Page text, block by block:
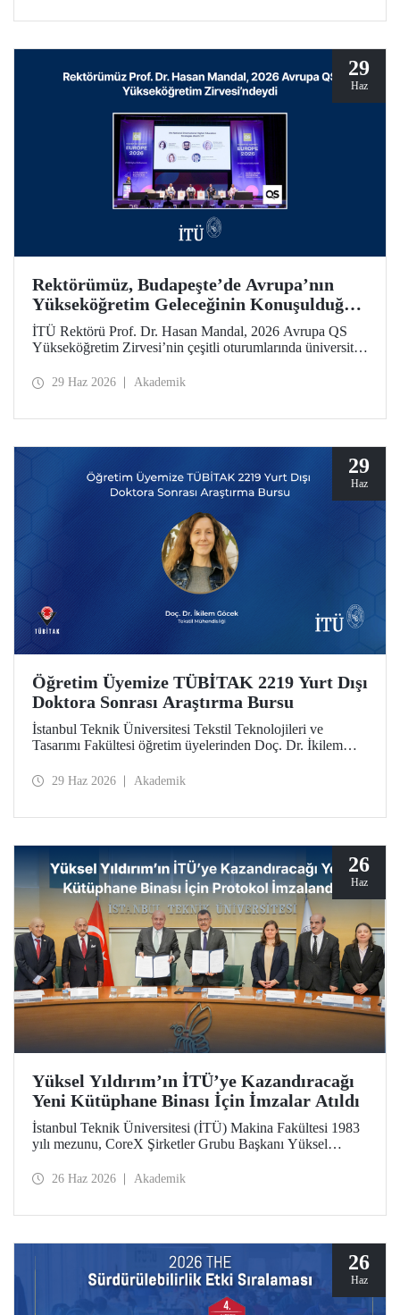
29
Haz
Rektörümüz, Budapeşte’de Avrupa’nın
Yükseköğretim Geleceğinin Konuşulduğu
Zirvedeydi
İTÜ Rektörü Prof. Dr. Hasan Mandal, 2026 Avrupa QS
Yükseköğretim Zirvesi’nin çeşitli oturumlarında üniversite
29 Haz 2026 Akademik
29
Haz
Öğretim Üyemize TÜBİTAK 2219 Yurt Dışı
Doktora Sonrası Araştırma Bursu
İstanbul Teknik Üniversitesi Tekstil Teknolojileri ve
Tasarımı Fakültesi öğretim üyelerinden Doç. Dr. İkilem
of Textile Substrates via Selective Metallisation for
29 Haz 2026 Akademik
26
Haz
Yüksel Yıldırım’ın İTÜ’ye Kazandıracağı
Yeni Kütüphane Binası İçin İmzalar Atıldı
İstanbul Teknik Üniversitesi (İTÜ) Makina Fakültesi 1983
yılı mezunu, CoreX Şirketler Grubu Başkanı Yüksel
için 25 Haziran 2026 Perşembe günü İTÜ Rektörlük
26 Haz 2026 Akademik
26
Haz